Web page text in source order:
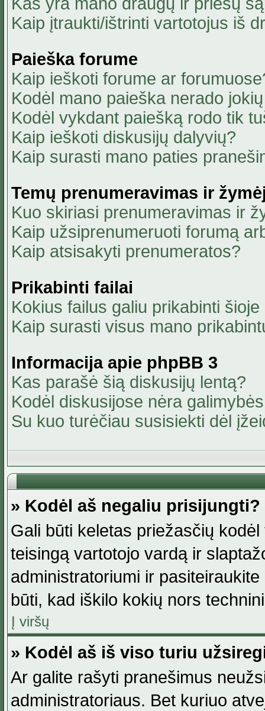
Kaip įtraukti/ištrinti vartotojus iš
Paieška forume
Kaip ieškoti forume ar
Kodėl mano paieška nerado
Kodėl vykdant paiešką rodo tik
Kaip ieškoti diskusijų dalyvių?
Kaip surasti mano paties
Temų prenumeravimas ir
Kuo skiriasi prenumeravimas ir
Kaip užsiprenumeruoti forumą
Kaip atsisakyti prenumeratos?
Prikabinti failai
Kokius failus galiu prikabinti
Kaip surasti visus mano
Informacija apie phpBB 3
Kas parašė šią diskusijų lentą?
Kodėl diskusijose nėra
Su kuo turėčiau susisiekti dėl
» Kodėl aš negaliu prisijungti?
Gali būti keletas priežasčių
teisingą vartotojo vardą ir
administratoriumi ir
būti, kad iškilo kokių nors
Į viršų
» Kodėl aš iš viso turiu
Ar galite rašyti pranešimus
administratoriaus. Bet kuriuo